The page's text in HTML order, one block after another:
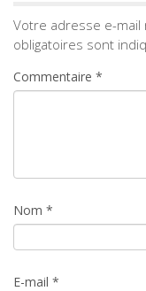
Votre adresse e-mail
obligatoires sont
Commentaire *
Nom *
E-mail *